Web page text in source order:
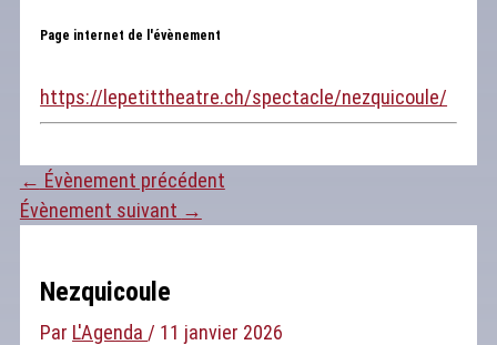
Page internet de l'évènement
https://lepetittheatre.ch/spectacle/nezquicoule/
← Évènement précédent
Évènement suivant →
Nezquicoule
Par L'Agenda / 11 janvier 2026